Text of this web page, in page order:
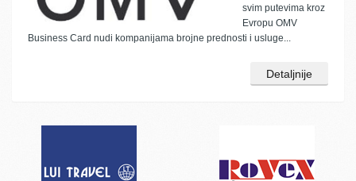
svim putevima kroz
Evropu OMV
Business Card nudi kompanijama brojne prednosti i usluge...
Detaljnije